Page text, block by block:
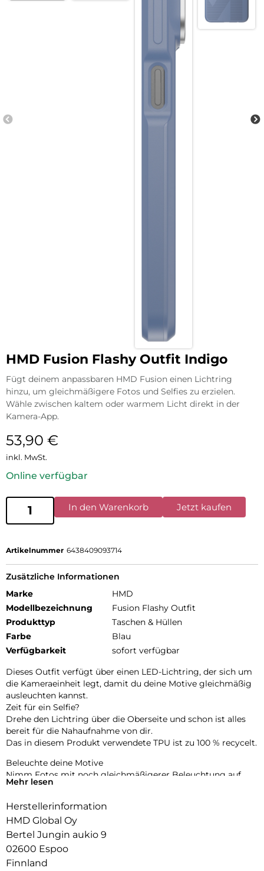
HMD Fusion Flashy Outfit Indigo
Fügt deinem anpassbaren HMD Fusion einen Lichtring
hinzu, um gleichmäßigere Fotos und Selfies zu erzielen.
Wähle zwischen kaltem oder warmem Licht direkt in der
Kamera-App.
53,90 €
inkl. MwSt.
Online verfügbar
In den Warenkorb Jetzt kaufen
Artikelnummer 6438409093714
Zusätzliche Informationen
Marke
HMD
Modellbezeichnung
Fusion Flashy Outfit
Produkttyp
Taschen & Hüllen
Farbe
Blau
Verfügbarkeit
sofort verfügbar
Dieses Outfit verfügt über einen LED-Lichtring, der sich um
die Kameraeinheit legt, damit du deine Motive gleichmäßig
ausleuchten kannst.
Zeit für ein Selfie?
Drehe den Lichtring über die Oberseite und schon ist alles
bereit für die Nahaufnahme von dir.
Das in diesem Produkt verwendete TPU ist zu 100 % recycelt.
Beleuchte deine Motive
Nimm Fotos mit noch gleichmäßigerer Beleuchtung auf,
und das sowohl mit der Rück- als auch mit der Selfie-
Steuerung der Farbtemperatur
Wähle in der Kamera-App wärmeres oder kühleres Licht.
Das Flashy Outfit ist in Blau und Rosa erhältlich.
Mehr lesen
Herstellerinformation
HMD Global Oy
Bertel Jungin aukio 9
02600 Espoo
Finnland